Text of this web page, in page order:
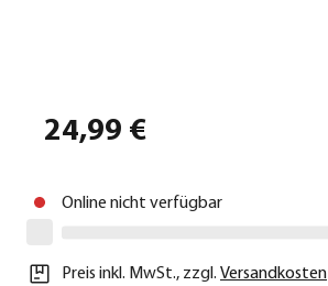
24,99 €
Online nicht verfügbar
Preis inkl. MwSt., zzgl. Versandkosten